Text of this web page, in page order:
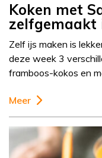
Koken met
zelfgemaakt
Zelf ijs maken is
deze week 3
framboos-kokos en
Meer